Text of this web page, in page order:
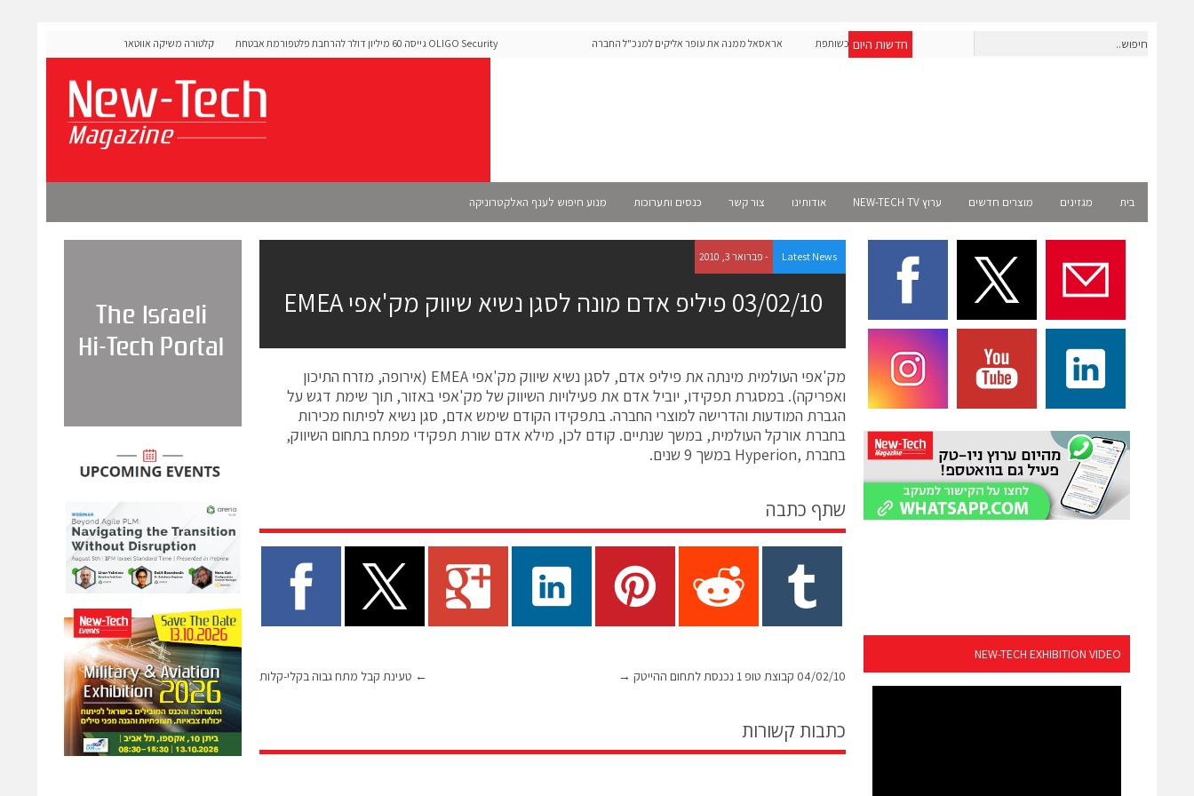
חדשות היום
OpenAI מרחיבה את פעילותה בישראל; אברא הוסמכה כשותפת
אראסאל ממנה את עופר אליקים למנכ"ל החברה
OLIGO Security גייסה 60 מיליון דולר להרחבת פלטפורמת אבטחת
קלטורה משיקה אווטארים עם אינטליגנציה רגשית לתרגול
בית מגזינים מוצרים חדשים ערוץ NEW-TECH TV אודותינו צור קשר כנסים ותערוכות מנוע חיפוש לענף האלקטרוניקה
Latest News - פברואר 3, 2010
03/02/10 פיליפ אדם מונה לסגן נשיא שיווק מק'אפי EMEA
מק'אפי העולמית מינתה את פיליפ אדם, לסגן נשיא שיווק מק'אפי EMEA (אירופה, מזרח התיכון
ואפריקה). במסגרת תפקידו, יוביל אדם את פעילויות השיווק של מק'אפי באזור, תוך שימת דגש על
הגברת המודעות והדרישה למוצרי החברה. בתפקידו הקודם שימש אדם, סגן נשיא לפיתוח מכירות
בחברת אורקל העולמית, במשך שנתיים. קודם לכן, מילא אדם שורת תפקידי מפתח בתחום השיווק,
בחברת ,Hyperion במשך 9 שנים.
שתף כתבה
← טעינת קבל מתח גבוה בקלי-קלות 04/02/10 קבוצת טופ 1 נכנסת לתחום ההייטק →
כתבות קשורות
NEW-TECH EXHIBITION VIDEO